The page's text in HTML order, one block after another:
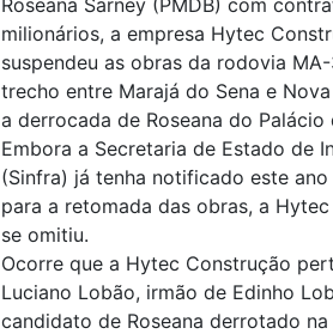
milionários, a empresa Hytec
suspendeu as obras da rodovia
trecho entre Marajá do Sena e
a derrocada de Roseana do Palácio
Embora a Secretaria de Estado de
(Sinfra) já tenha notificado este ano
para a retomada das obras, a
se omitiu.
Ocorre que a Hytec Construção
Luciano Lobão, irmão de Edinho
candidato de Roseana derrotado